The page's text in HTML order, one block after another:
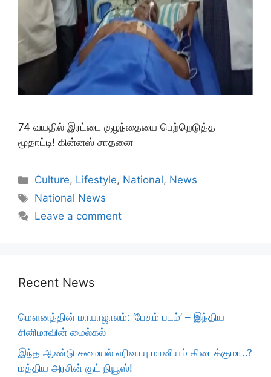
74 வயதில் இரட்டை குழந்தையை பெற்றெடுத்த
மூதாட்டி! கின்னஸ் சாதனை
Categories
Culture, Lifestyle, National, News
Tags
National News
Leave a comment
Recent News
மௌனத்தின் மாயாஜாலம்: ‘பேசும் படம்’ – இந்திய
சினிமாவின் மைல்கல்
இந்த ஆண்டு சமையல் எரிவாயு மானியம் கிடைக்குமா..?
மத்திய அரசின் குட் நியூஸ்!